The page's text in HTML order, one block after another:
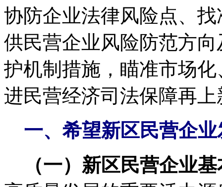
协防企业法律风险点、
供民营企业风险防范方
护机制措施，瞄准市场
进民营经济司法保障再
一、希望新区民营企
（一）新区民营企业